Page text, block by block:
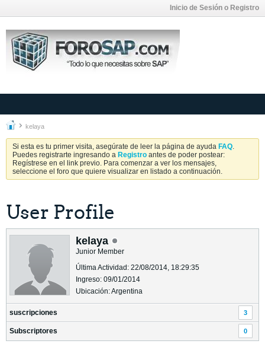
Inicio de Sesión o Registro
kelaya
Si esta es tu primer visita, asegúrate de leer la página de ayuda FAQ.
Puedes registrarte ingresando a Registro antes de poder postear:
Regístrese en el link previo. Para comenzar a ver los mensajes,
seleccione el foro que quiere visualizar en listado a continuación.
User Profile
kelaya
Junior Member
Última Actividad: 22/08/2014, 18:29:35
Ingreso: 09/01/2014
Ubicación: Argentina
suscripciones 3
Subscriptores 0